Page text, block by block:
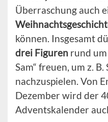
Überraschung auch
können. Insgesamt
drei Figuren rund
Sam“ freuen, um z.
nachzuspielen. Von
Dezember wird der
Adventskalender